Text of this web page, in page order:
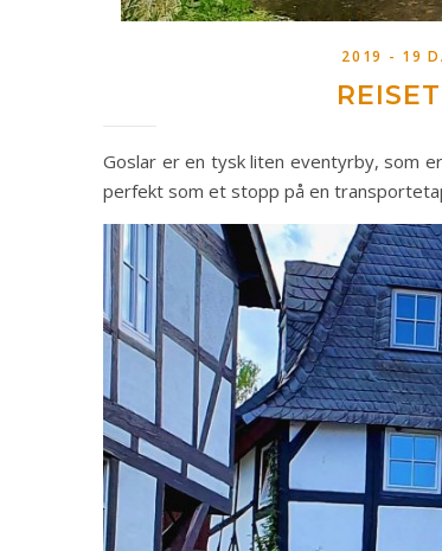
2019 - 19
Goslar er en tysk liten eventyrby, som
perfekt som et stopp på en